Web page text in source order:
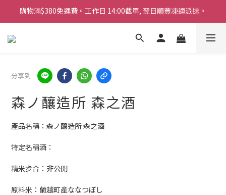
購物滿$380免運費。工作日 14:00截單, 翌日順豐凍運派送。
「720ml 清酒自由配 (Mix & Match)」$698 任選 4 支
購物滿$380免運費。工作日 14:00截單, 翌日順豐凍運派送。
分享到
森ノ釀造所 森之酒
產品名稱：森ノ釀造所 森之酒
特定名稱酒：
精米步合：非公開
原料米：蘭越町產ななつぼし